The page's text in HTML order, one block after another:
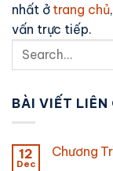
nhất ở trang chủ
vấn trực tiếp.
BÀI VIẾT LIÊN
12
Dec
Chương